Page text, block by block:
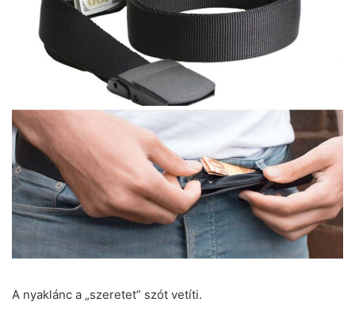
A nyaklánc a „szeretet” szót vetíti.